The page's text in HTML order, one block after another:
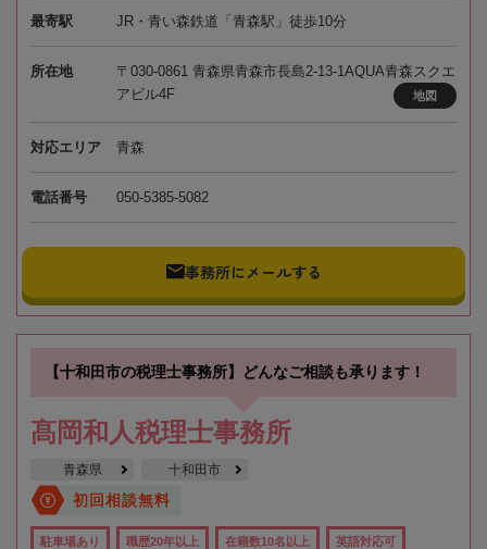
最寄駅 JR・青い森鉄道「青森駅」徒歩10分
所在地
〒030-0861 青森県青森市長島2-13-1AQUA青森スクエ
アビル4F
地図
対応エリア 青森
電話番号 050-5385-5082
事務所にメールする
【十和田市の税理士事務所】どんなご相談も承ります！
髙岡和人税理士事務所
青森県 十和田市
初回相談無料
駐車場あり 職歴20年以上 在籍数10名以上 英語対応可